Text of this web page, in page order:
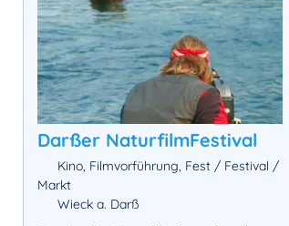
Darßer NaturfilmFestival
Kino, Filmvorführung, Fest / Festival /
Markt
Wieck a. Darß